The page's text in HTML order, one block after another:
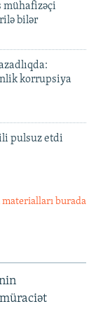
mühafizəçi
bilər
korrupsiya
pulsuz etdi
burada